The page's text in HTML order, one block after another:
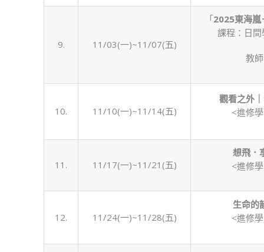
9. 11/03(一)~11/07(五)
「2025東海嵐
課程：日
教
10. 11/10(一)~11/14(五)
觀看之外
<進修
11. 11/17(一)~11/21(五)
想飛．
<進修
12. 11/24(一)~11/28(五)
生命的
<進修